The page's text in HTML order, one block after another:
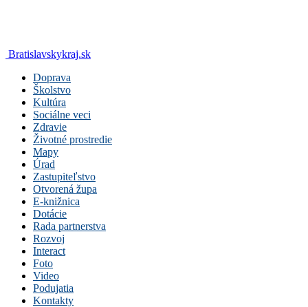
Bratislavskykraj.sk
Doprava
Školstvo
Kultúra
Sociálne veci
Zdravie
Životné prostredie
Mapy
Úrad
Zastupiteľstvo
Otvorená župa
E-knižnica
Dotácie
Rada partnerstva
Rozvoj
Interact
Foto
Video
Podujatia
Kontakty